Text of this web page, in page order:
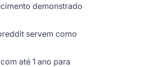
demonstrado
servem como
até 1 ano para